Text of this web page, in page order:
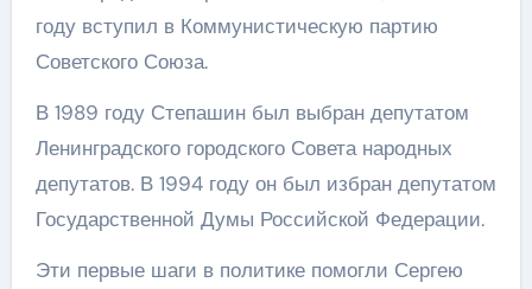
году вступил в Коммунистическую партию
Советского Союза.
В 1989 году Степашин был выбран депутатом
Ленинградского городского Совета народных
депутатов. В 1994 году он был избран депутатом
Государственной Думы Российской Федерации.
Эти первые шаги в политике помогли Сергею